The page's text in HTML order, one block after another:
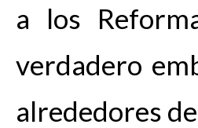
a los
verdadero
alrededores